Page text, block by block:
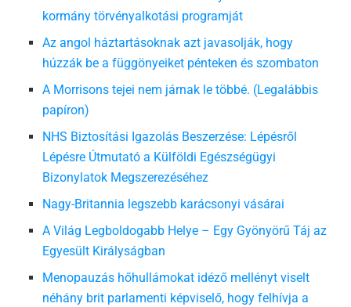
kormány törvényalkotási programját
Az angol háztartásoknak azt javasolják, hogy
húzzák be a függönyeiket pénteken és szombaton
A Morrisons tejei nem járnak le többé. (Legalábbis
papíron)
NHS Biztosítási Igazolás Beszerzése: Lépésről
Lépésre Útmutató a Külföldi Egészségügyi
Bizonylatok Megszerezéséhez
Nagy-Britannia legszebb karácsonyi vásárai
A Világ Legboldogabb Helye – Egy Gyönyörű Táj az
Egyesült Királyságban
Menopauzás hőhullámokat idéző mellényt viselt
néhány brit parlamenti képviselő, hogy felhívja a